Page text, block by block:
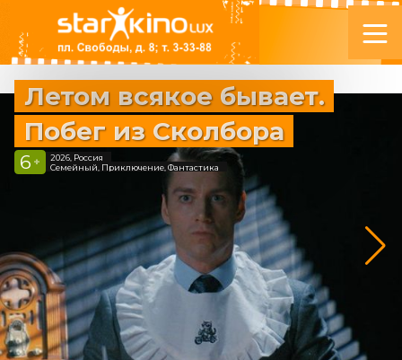
Летом всякое бывает.
Побег из Сколбора
6 +
2026, Россия
Семейный, Приключение, Фантастика